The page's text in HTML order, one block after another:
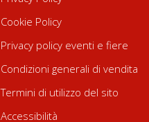
Cookie Policy
Privacy policy eventi e fiere
Condizioni generali di vendita
Termini di utilizzo del sito
Accessibilità